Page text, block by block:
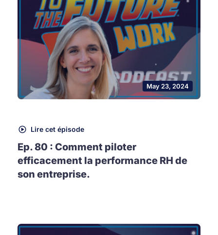
May 23, 2024
Lire cet épisode
Ep. 80 : Comment piloter
efficacement la performance RH de
son entreprise.